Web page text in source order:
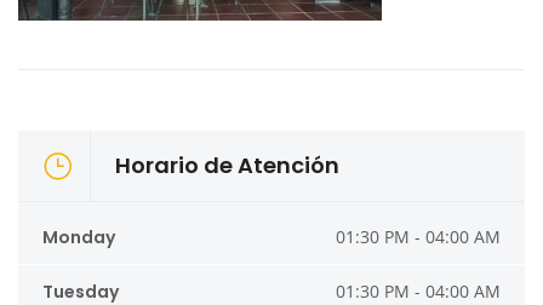
Horario de Atención
Monday 01:30 PM - 04:00 AM
Tuesday 01:30 PM - 04:00 AM